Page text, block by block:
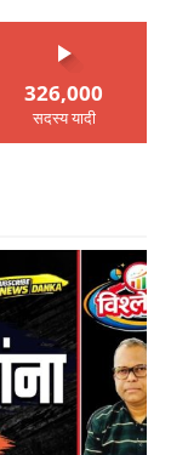
326,000
सदस्य यादी